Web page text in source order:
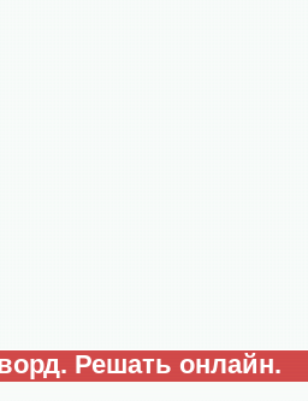
Решать онлайн.